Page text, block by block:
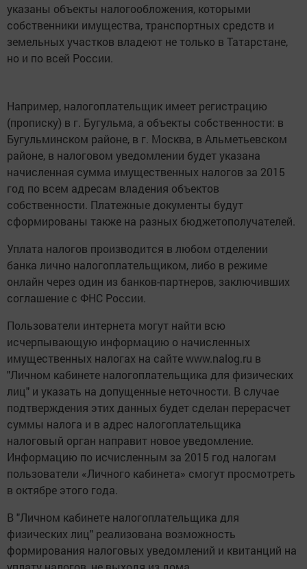
указаны объекты налогообложения, которыми
собственники имущества, транспортных средств и
земельных участков владеют не только в Татарстане,
но и по всей России.
Например, налогоплательщик имеет регистрацию
(прописку) в г. Бугульма, а объекты собственности: в
Бугульминском районе, в г. Москва, в Альметьевском
районе, в налоговом уведомлении будет указана
начисленная сумма имущественных налогов за 2015
год по всем адресам владения объектов
собственности. Платежные документы будут
сформированы также на разных бюджетополучателей.
Уплата налогов производится в любом отделении
банка лично налогоплательщиком, либо в режиме
онлайн через один из банков-партнеров, заключивших
соглашение с ФНС России.
Пользователи интернета могут найти всю
исчерпывающую информацию о начисленных
имущественных налогах на сайте www.nalog.ru в
"Личном кабинете налогоплательщика для физических
лиц" и указать на допущенные неточности. В случае
подтверждения этих данных будет сделан перерасчет
суммы налога и в адрес налогоплательщика
налоговый орган направит новое уведомление.
Информацию по исчисленным за 2015 год налогам
пользователи «Личного кабинета» смогут просмотреть
в октябре этого года.
В "Личном кабинете налогоплательщика для
физических лиц" реализована возможность
формирования налоговых уведомлений и квитанций на